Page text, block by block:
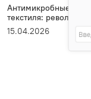
Антимикробные
текстиля: революция
15.04.2026